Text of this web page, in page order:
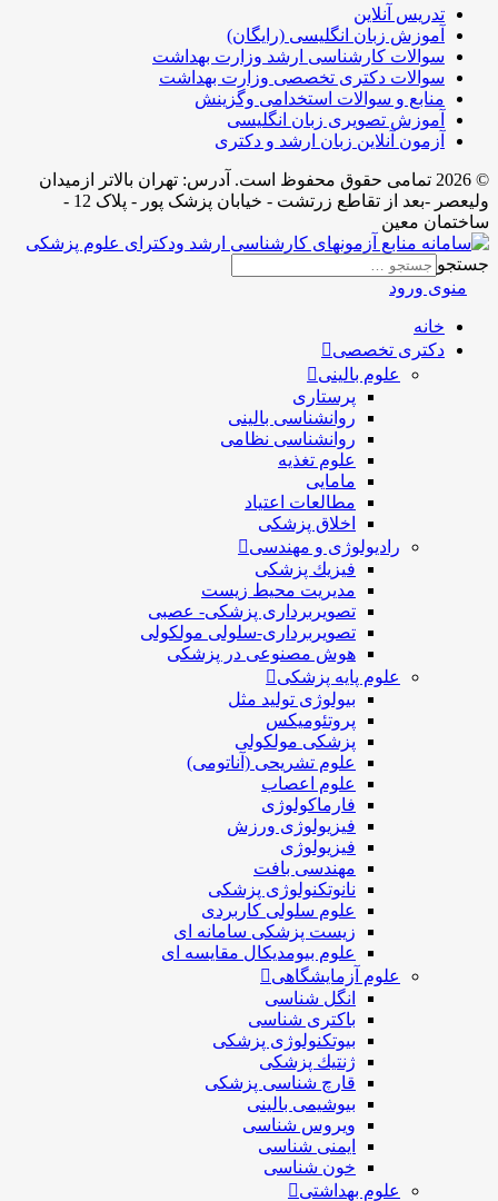
زبان انگلیسی (رایگان)
کارشناسی ارشد وزارت بهداشت
دکتری تخصصی وزارت بهداشت
و سوالات استخدامی وگزینش
تصویری زبان انگلیسی
آنلاین زبان ارشد و دکتری
تمامی حقوق محفوظ است. آدرس:‌ تهران بالاتر ازمیدان
ولیعصر -بعد از تقاطع زرتشت - خیابان پزشک پور - پلاک 12 -
تخصصی
علوم بالینی
روانشناسی بالینی
روانشناسی نظامی
علوم تغذیه
مطالعات اعتیاد
اخلاق پزشکی
رادیولوژی و مهندسی
فيزيك پزشکی
مدیریت محیط زیست
تصویربرداری پزشکی- عصبی
تصویربرداری-سلولی مولکولی
هوش مصنوعی در پزشکی
علوم پایه پزشکی
بیولوژی تولید مثل
پروتئومیکس
پزشکی مولکولی
علوم تشریحی (آناتومی)
علوم اعصاب
فارماکولوژی
فیزیولوژی ورزش
فیزیولوژی
مهندسی بافت
نانوتکنولوژی پزشکی
علوم سلولی کاربردی
زیست پزشکی سامانه ای
علوم بیومدیکال مقایسه ای
علوم آزمایشگاهی
انگل شناسی
باکتری شناسی
بیوتکنولوژی پزشکی
ژنتيك پزشکی
قارچ شناسی پزشكی
بیوشیمی بالینی
ویروس شناسی
ایمنی شناسی
خون شناسی
علوم بهداشتی